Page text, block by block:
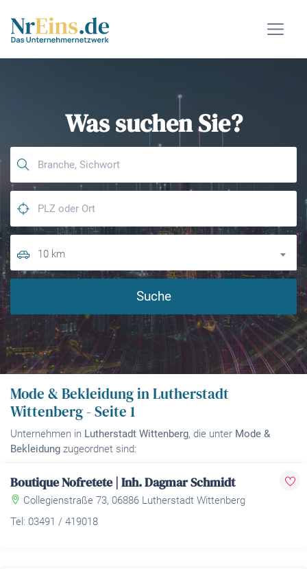
Was suchen Sie?
10 km
Suche
Mode & Bekleidung in Lutherstadt
Wittenberg - Seite 1
Unternehmen in Lutherstadt Wittenberg, die unter Mode &
Bekleidung zugeordnet sind:
Boutique Nofretete | Inh. Dagmar Schmidt
Collegienstraße 73, 06886 Lutherstadt Wittenberg
Tel: 03491 / 419018